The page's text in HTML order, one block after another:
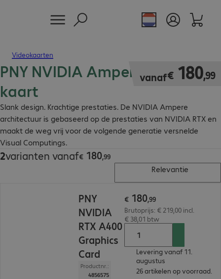
Videokaarten
PNY NVIDIA Ampere grafische
kaart
Slank design. Krachtige prestaties. De NVIDIA Ampere
architectuur is gebaseerd op de prestaties van NVIDIA RTX en
maakt de weg vrij voor de volgende generatie versnelde
Visual Computings.
vanaf€ 180,99
€ 180,99
2varianten vanaf€ 180,99
€ 180,99
Relevantie
PNY
NVIDIA
RTX A400
Graphics
Card
Productnr.:
4856575
€ 180,99
Brutoprijs: € 219,00 incl.
€ 38,01 btw
Levering vanaf 11.
augustus
26 artikelen op voorraad.